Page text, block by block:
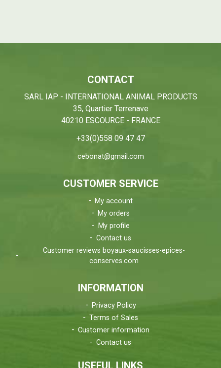
CONTACT
SARL IAP - INTERNATIONAL ANIMAL PRODUCTS
35, Quartier Terrenave
40210 ESCOURCE - FRANCE
+33(0)558 09 47 47
cebonat@gmail.com
CUSTOMER SERVICE
My account
My orders
My profile
Contact us
Customer reviews boyaux-saucisses-epices-
conserves.com
INFORMATION
Privacy Policy
Terms of Sales
Customer information
Contact us
USEFUL LINKS